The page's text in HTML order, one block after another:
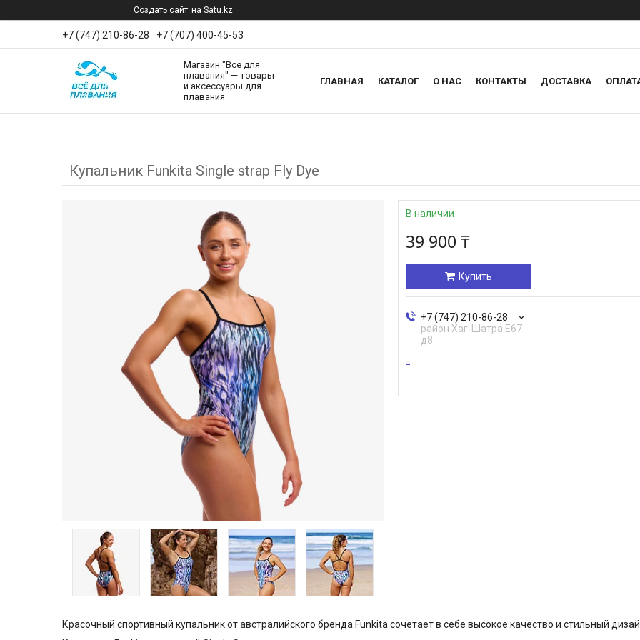
Создать сайт на Satu.kz
+7 (747) 210-86-28 +7 (707) 400-45-53
Магазин "Все для
плавания" — товары
и аксессуары для
плавания
ГЛАВНАЯ КАТАЛОГ О НАС КОНТАКТЫ ДОСТАВКА
Купальник Funkitа Single strap Fly Dye
В наличии
39 900 ₸
Купить
+7 (747) 210-86-28
район Хаг-Шатра Е67
д8
Красочный спортивный купальник от австралийского бренда Funkita сочетает в себе высокое качество и стильный